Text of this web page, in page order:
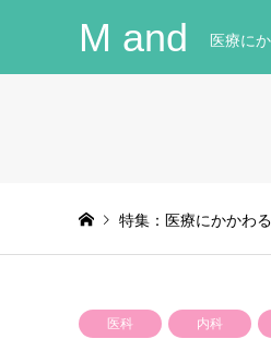
M and 医療に
特集：医療にかかわ
医科 内科